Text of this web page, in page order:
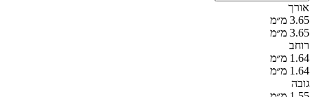
אורך
3.65 מ״מ
3.65 מ״מ
רוחב
1.64 מ״מ
1.64 מ״מ
גובה